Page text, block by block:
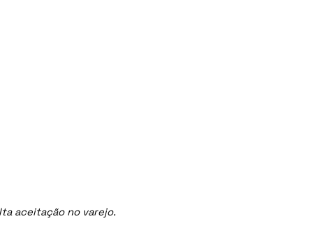
aceitação no varejo.